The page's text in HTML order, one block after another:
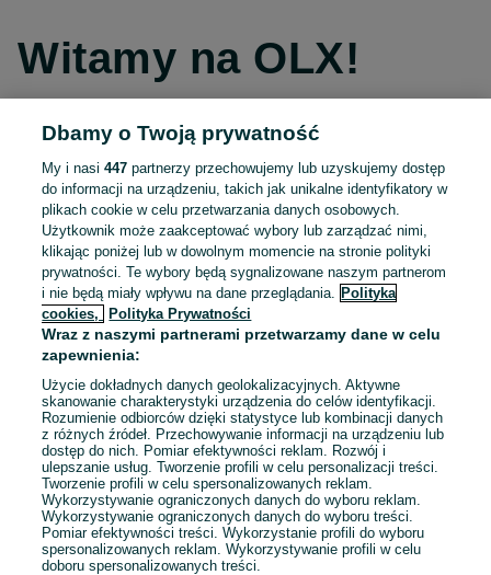
Witamy na OLX!
Kontynuuj przez Facebooka
Kontynuuj przez konto Apple
Kontynuuj przez konto Google
LUB
E-mail
Hasło
Dbamy o Twoją prywatność
My i nasi447 partnerzy przechowujemy lub uzyskujemy dostęp
do informacji na urządzeniu, takich jak unikalne identyfikatory w
plikach cookie w celu przetwarzania danych osobowych.
Użytkownik może zaakceptować wybory lub zarządzać nimi,
klikając poniżej lub w dowolnym momencie na stronie polityki
prywatności. Te wybory będą sygnalizowane naszym partnerom
i nie będą miały wpływu na dane przeglądania.
Polityka
cookies,
Polityka Prywatności
Wraz z naszymi partnerami przetwarzamy dane w celu
zapewnienia:
Użycie dokładnych danych geolokalizacyjnych. Aktywne
skanowanie charakterystyki urządzenia do celów identyfikacji.
Rozumienie odbiorców dzięki statystyce lub kombinacji danych
z różnych źródeł. Przechowywanie informacji na urządzeniu lub
dostęp do nich. Pomiar efektywności reklam. Rozwój i
ulepszanie usług. Tworzenie profili w celu personalizacji treści.
Tworzenie profili w celu spersonalizowanych reklam.
Wykorzystywanie ograniczonych danych do wyboru reklam.
Wykorzystywanie ograniczonych danych do wyboru treści.
Pomiar efektywności treści. Wykorzystanie profili do wyboru
spersonalizowanych reklam. Wykorzystywanie profili w celu
doboru spersonalizowanych treści.